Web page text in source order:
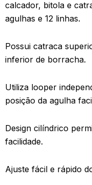
calcador, bitola e
agulhas e 12 linhas.
Possui catraca
inferior de borracha.
Utiliza looper
posição da agulha
Design cilíndrico
facilidade.
Ajuste fácil e rápido